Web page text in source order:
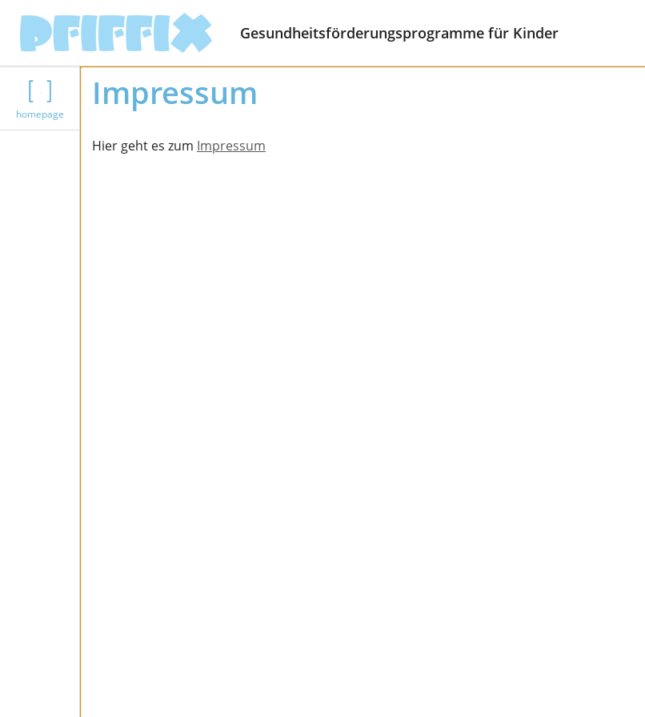
Gesundheitsförderungsprogramme für Kinder
homepage
Impressum
Hier geht es zum Impressum